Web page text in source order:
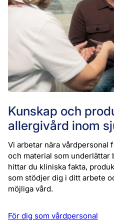
Kunskap och
allergivård inom
Vi arbetar nära vårdpersonal
och material som underlättar
hittar du kliniska fakta,
som stödjer dig i ditt arbete
möjliga vård.
För dig som vårdpersonal